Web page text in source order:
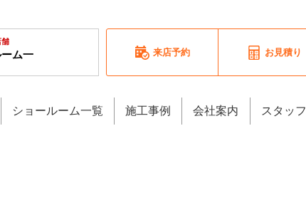
舗
ム一
来店予約 お見積り
ショールーム一覧 施工事例 会社案内 スタッ